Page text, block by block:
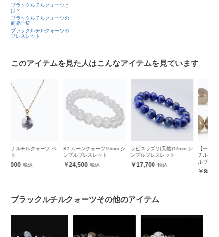
ブラックルチルクォーツと
は？
ブラックルチルクォーツの
商品一覧
ブラックルチルクォーツの
ブレスレット
このアイテムを見た人はこんなアイテムを見ています
K2 ムーンクォーツ10mm シ
ンプルブレスレット
24,500
ラピスラズリ(天然)12mm シ
ンプルブレスレット
17,700
【一点もの】スモーキール
チルクォーツ14mm シンプ
ルブレスレット
ブラックルチルクォーツその他のアイテム